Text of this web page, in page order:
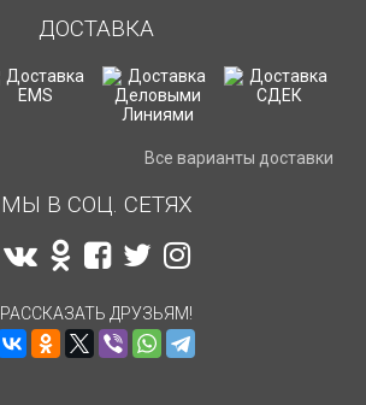
ДОСТАВКА
Все варианты доставки
МЫ В СОЦ. СЕТЯХ
РАССКАЗАТЬ ДРУЗЬЯМ!